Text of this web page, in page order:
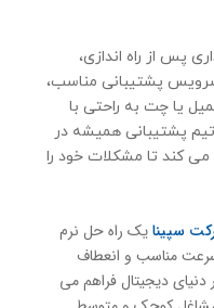
پس از راه اندازی،
پشتیبانی مناسب،
یا چت به راحتی با
تیم پشتیبانی همیشه در
کند تا مشکلات خود را
سپینایک راه حل نرم
مناسب و انعطاف
دیجیتال فراهم می